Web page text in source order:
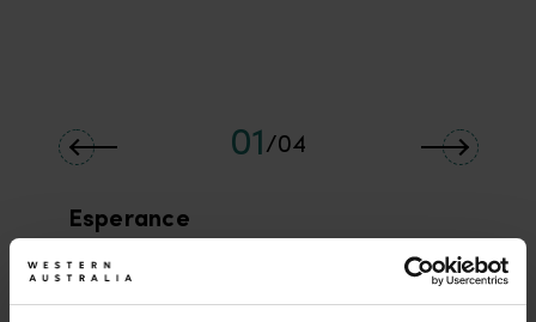
01/04
Esperance
Propice à la détente, la ville emblématique